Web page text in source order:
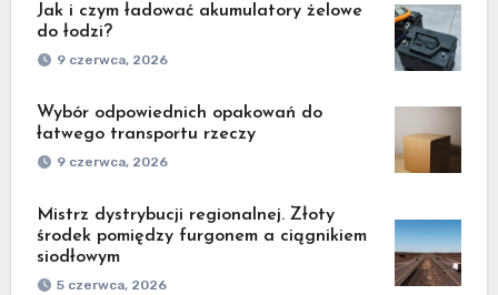
Jak i czym ładować akumulatory żelowe
do łodzi?
9 czerwca, 2026
Wybór odpowiednich opakowań do
łatwego transportu rzeczy
9 czerwca, 2026
Mistrz dystrybucji regionalnej. Złoty
środek pomiędzy furgonem a ciągnikiem
siodłowym
5 czerwca, 2026